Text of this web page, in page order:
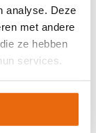
analyse. Deze
met andere
ze hebben
services.
Allstars
19,95Huidige